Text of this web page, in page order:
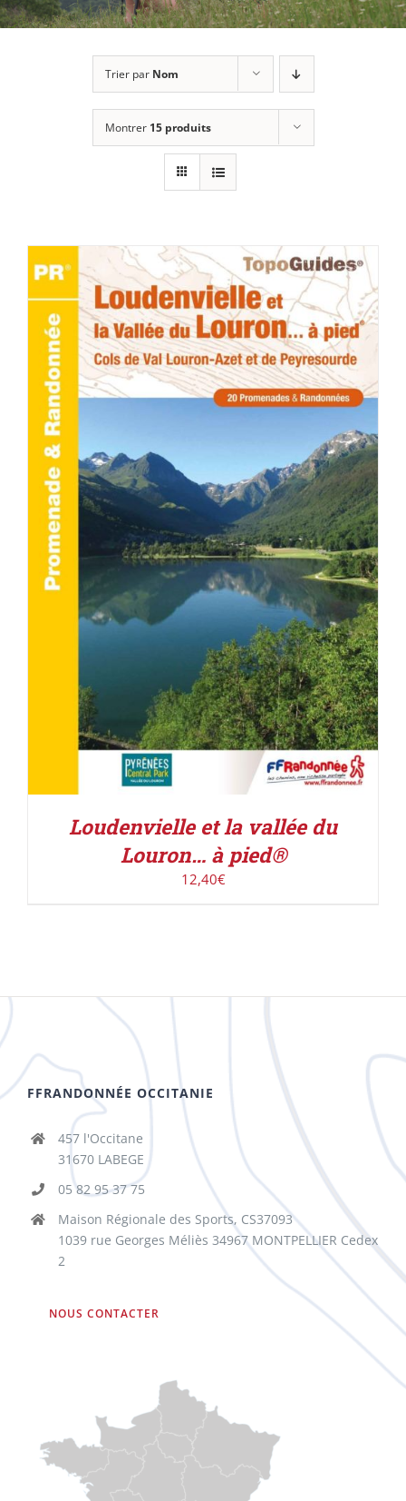
Trier par Nom
Montrer 15 produits
ACHETER LE PRODUIT / DÉTAILS
Loudenvielle et la vallée du
Louron… à pied®
12,40€
FFRANDONNÉE OCCITANIE
457 l'Occitane
31670 LABEGE
05 82 95 37 75
Maison Régionale des Sports, CS37093
1039 rue Georges Méliès 34967 MONTPELLIER Cedex
2
NOUS CONTACTER